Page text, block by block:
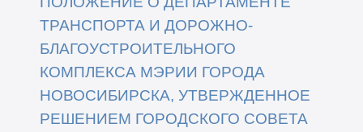
ТРАНСПОРТА И ДОРОЖНО-
БЛАГОУСТРОИТЕЛЬНОГО
КОМПЛЕКСА МЭРИИ ГОРОДА
НОВОСИБИРСКА, УТВЕРЖДЕННОЕ
РЕШЕНИЕМ ГОРОДСКОГО СОВЕТА